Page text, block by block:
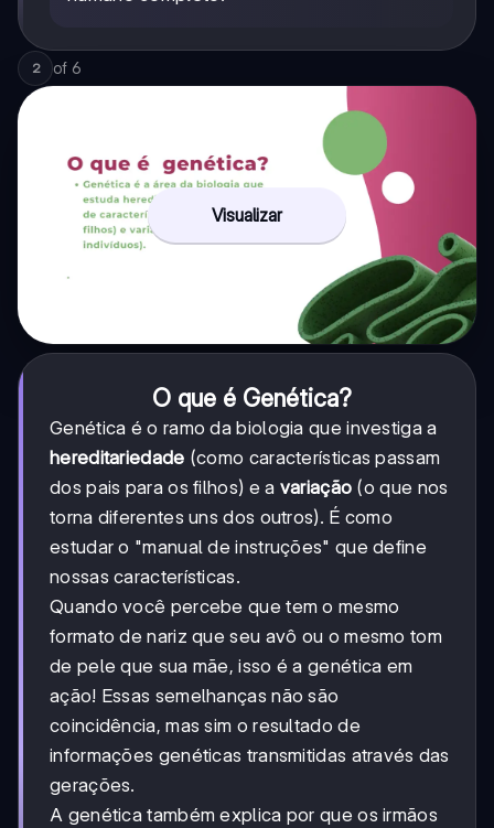
2 of 6
Visualizar
O que é Genética?
Genética é o ramo da biologia que investiga a
hereditariedade (como características passam
dos pais para os filhos) e a variação (o que nos
torna diferentes uns dos outros). É como
estudar o "manual de instruções" que define
nossas características.
Quando você percebe que tem o mesmo
formato de nariz que seu avô ou o mesmo tom
de pele que sua mãe, isso é a genética em
ação! Essas semelhanças não são
coincidência, mas sim o resultado de
informações genéticas transmitidas através das
gerações.
A genética também explica por que os irmãos